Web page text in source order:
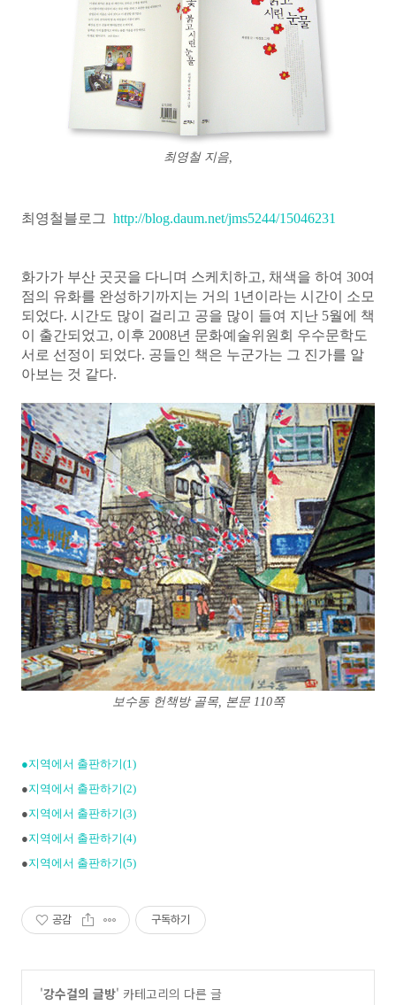
최영철 지음,
최영철블로그 http://blog.daum.net/jms5244/15046231
화가가 부산 곳곳을 다니며 스케치하고, 채색을 하여 30여
점의 유화를 완성하기까지는 거의 1년이라는 시간이 소모
되었다. 시간도 많이 걸리고 공을 많이 들여 지난 5월에 책
이 출간되었고, 이후 2008년 문화예술위원회 우수문학도
서로 선정이 되었다. 공들인 책은 누군가는 그 진가를 알
아보는 것 같다.
보수동 헌책방 골목, 본문 110쪽
●지역에서 출판하기(1)
●지역에서 출판하기(2)
●지역에서 출판하기(3)
●지역에서 출판하기(4)
●지역에서 출판하기(5)
공감 구독하기
'강수걸의 글방' 카테고리의 다른 글